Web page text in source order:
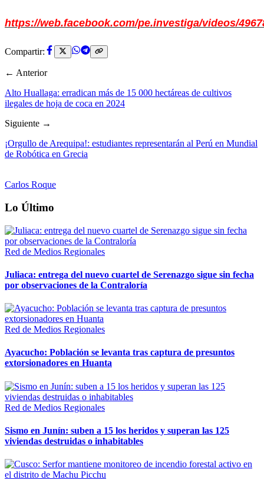
https://web.facebook.com/pe.investiga/videos/
Compartir:
← Anterior
Alto Huallaga: erradican más de 15 000 hectáreas de cultivos
ilegales de hoja de coca en 2024
Siguiente →
¡Orgullo de Arequipa!: estudiantes representarán al Perú en Mundial
de Robótica en Grecia
Carlos Roque
Lo Último
Red de Medios Regionales
Juliaca: entrega del nuevo cuartel de Serenazgo sigue sin fecha
por observaciones de la Contraloría
Red de Medios Regionales
Ayacucho: Población se levanta tras captura de presuntos
extorsionadores en Huanta
Red de Medios Regionales
Sismo en Junín: suben a 15 los heridos y superan las 125
viviendas destruidas o inhabitables